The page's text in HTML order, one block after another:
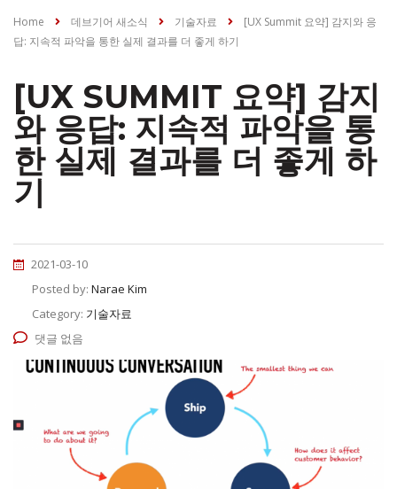
Home 데브기어 새소식 기술자료
[UX Summit 요약] 감지와 응
답: 지속적 파악을 통한 실제 결과를 더 좋게 하기
[UX SUMMIT 요약] 감지
와 응답: 지속적 파악을 통
한 실제 결과를 더 좋게 하
기
2021-03-10
Posted by: Narae Kim
Category: 기술자료
댓글 없음